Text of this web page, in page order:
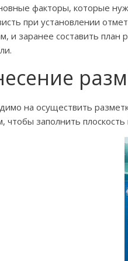
факторы, которые
при установлении
и заранее составить
на осуществить
чтобы заполнить